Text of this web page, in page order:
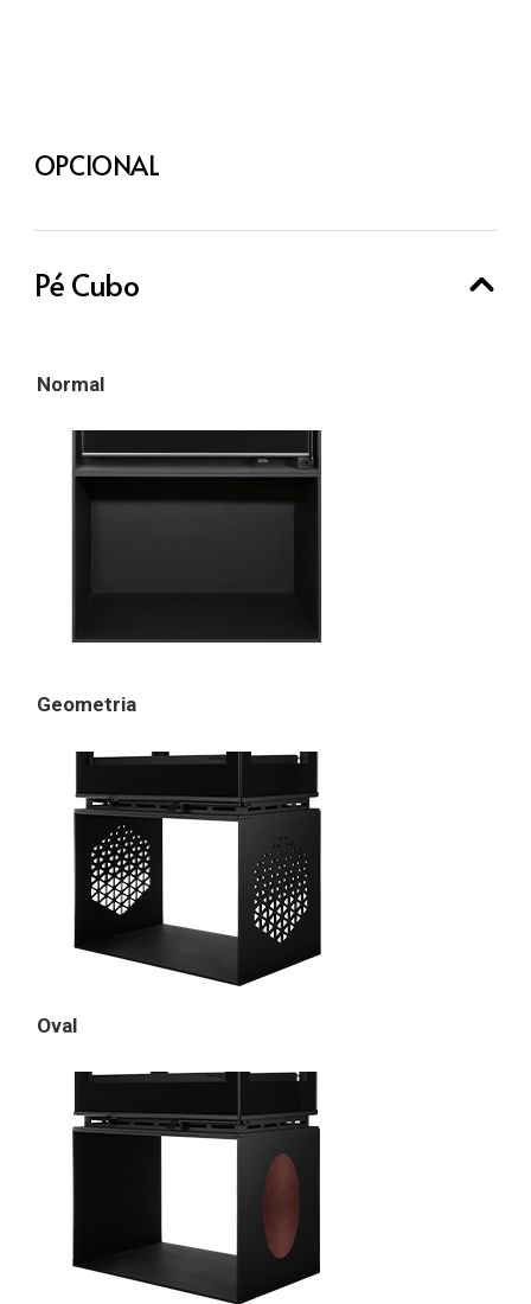
OPCIONAL
Pé Cubo
Normal
Geometria
Oval